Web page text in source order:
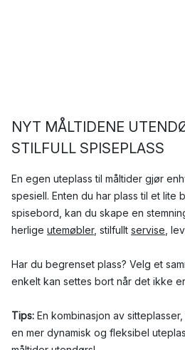
NYT MÅLTIDENE
STILFULL SPISEPLASS
En egen uteplass til måltider gjør
spesiell. Enten du har plass til et lite
spisebord, kan du skape en
herlige utemøbler, stilfullt servise ,
Har du begrenset plass? Velg et
enkelt kan settes bort når det ikke
Tips: En kombinasjon av
en mer dynamisk og fleksibel